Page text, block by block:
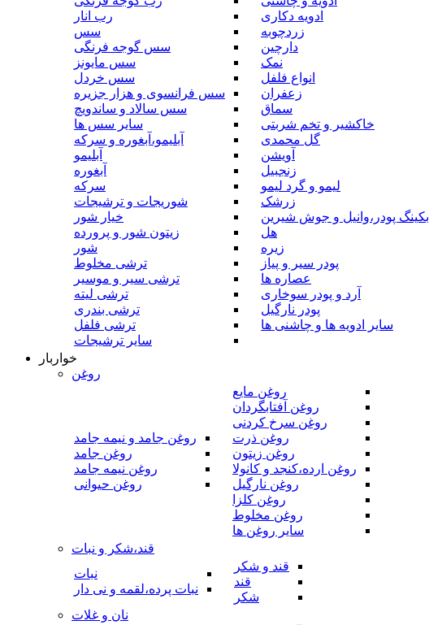
ادویه دکاری
زردچوبه
دارچین
نمک
انواع فلفل
زعفران
سماق
خاکشیر و تخم شربتی
گل محمدی
آویشن
زنجبیل
لیمو و گرد لیمو
زرشک
بکینگ پودر،وانیل و جوش شیرین
هل
زیره
پودر سیر و پیاز
عصاره ها
آرد و پودر سوخاری
پودر نارگیل
سایر ادویه ها و چاشنی ها
رب انار
سس
سس گوجه فرنگی
سس مایونز
سس خردل
سس فرانسوی و هزار جزیره
سس سالاد و ساندویچ
سایر سس ها
آبلیمو،آبغوره و سرکه
آبلیمو
آبغوره
سرکه
شوریجات و ترشیجات
خیار شور
زیتون شور و پرورده
شور
ترشی مخلوط
ترشی سیر و موسیر
ترشی لیته
ترشی بندری
ترشی فلفل
سایر ترشیجات
خواربار
روغن
روغن مایع
روغن آفتابگردان
روغن سرخ کردنی
روغن ذرت
روغن زیتون
روغن ارده،کنجد و کانولا
روغن نارگیل
روغن کلزا
روغن مخلوط
سایر روغن ها
روغن جامد و نیمه جامد
روغن جامد
روغن نیمه جامد
روغن حیوانی
قند،شکر و نبات
قند و شکر
قند
شکر
نبات
نبات پرده،لقمه و نی دار
نان و غلات